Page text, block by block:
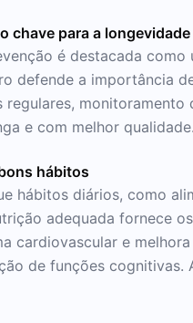
chave para a longevidade
é destacada
defende a importância
regulares,
e com melhor qualidade.
hábitos
hábitos diários, como
adequada fornece
cardiovascular e
de funções